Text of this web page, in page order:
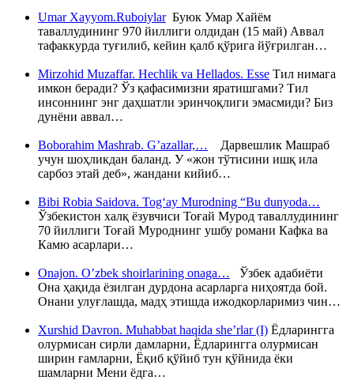
Umar Xayyom.RuboiylarБуюк Умар Хайём
таваллудининг 970 йиллиги олдидан (15 май) Аввал
тафаккурда туғилиб, кейин қалб қўрига йўғрилган…
Mirzohid Muzaffar. Hechlik va Hellados. Esse Тил нимага
имкон беради? Ўз қафасимизни яратишгами? Тил
инсоннинг энг даҳшатли эринчоқлиги эмасмиди? Биз
дунёни аввал…
Boborahim Mashrab. G’azallar,… Дарвешлик Машраб
учун шоҳликдан баланд. У «жон тўтисини ишқ ила
сарбоз этай деб», жандани кийиб…
Bibi Robia Saidova. Tog‘ay Murodning “Bu dunyoda…
Ўзбекистон халқ ёзувчиси Тоғай Мурод таваллудининг
70 йиллиги Тоғай Муроднинг ушбу романи Кафка ва
Камю асарлари…
Onajon. O’zbek shoirlarining onaga… Ўзбек адабиёти
Она ҳақида ёзилган дурдона асарларга ниҳоятда бой.
Онани улуғлашда, мадҳ этишда ижодкорларимиз чин…
Xurshid Davron. Muhabbat haqida she’rlar (I) Ёдларингга
олурмисан сирли дамларни, Ёдларингга олурмисан
ширин ғамларни, Ёқиб қўйиб тун қўйнида ёки
шамларни Мени ёдга…